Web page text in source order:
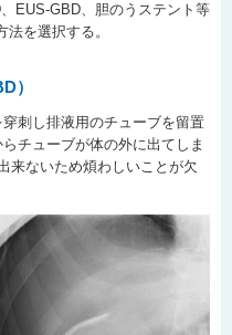
EUS-GBD、胆のうステント等
を選択する。
）
刺し排液用のチューブを留置
チューブが体の外に出てしま
来ないため煩わしいことが欠